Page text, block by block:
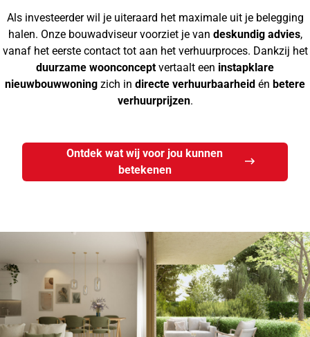
Als investeerder wil je uiteraard het maximale uit je belegging
halen. Onze bouwadviseur voorziet je van deskundig advies,
vanaf het eerste contact tot aan het verhuurproces. Dankzij het
duurzame woonconceptvertaalt een instapklare
nieuwbouwwoning zich in directe verhuurbaarheid én betere
verhuurprijzen.
Ontdek wat wij voor jou kunnen
betekenen